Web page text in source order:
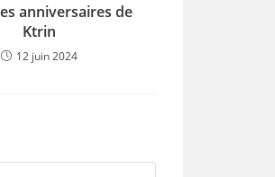
anniversaires de
Ktrin
12 juin 2024